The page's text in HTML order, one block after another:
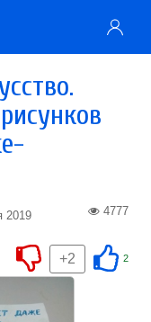
2019 4777
2
+2